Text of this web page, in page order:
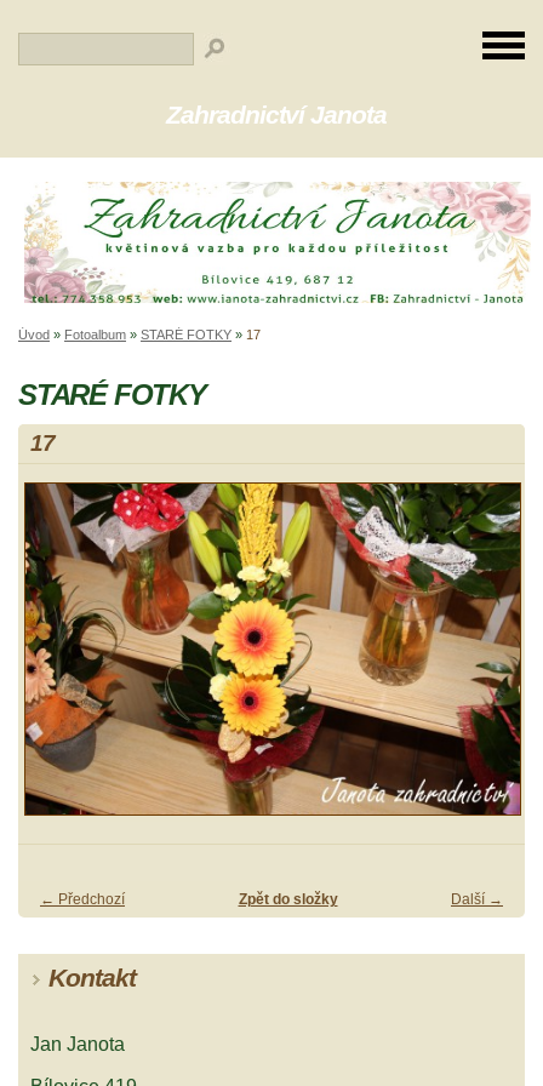
Zahradnictví Janota
Úvod » Fotoalbum » STARÉ FOTKY » 17
STARÉ FOTKY
17
← Předchozí Další →
Zpět do složky
Kontakt
Jan Janota